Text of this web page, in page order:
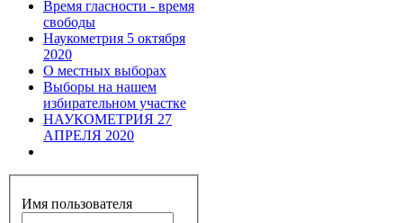
Время гласности - время
свободы
Наукометрия 5 октября
2020
О местных выборах
Выборы на нашем
избирательном участке
НАУКОМЕТРИЯ 27
АПРЕЛЯ 2020
Имя пользователя